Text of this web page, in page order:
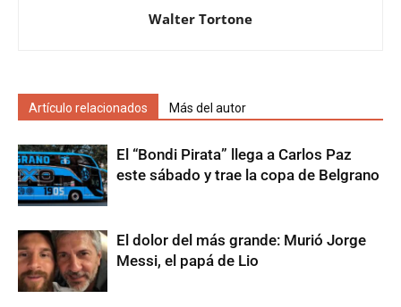
Walter Tortone
Artículo relacionados Más del autor
El “Bondi Pirata” llega a Carlos Paz
este sábado y trae la copa de Belgrano
El dolor del más grande: Murió Jorge
Messi, el papá de Lio